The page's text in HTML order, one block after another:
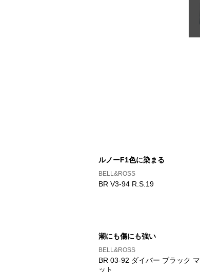
ルノーF1色に染まる
BELL&ROSS
BR V3-94 R.S.19
潮にも傷にも強い
BELL&ROSS
BR 03-92 ダイバー ブラック マ
ット